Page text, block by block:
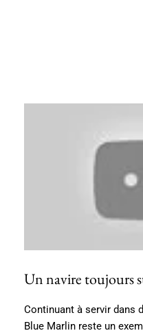
Un navire toujours
Continuant à servir dans
Blue Marlin reste un